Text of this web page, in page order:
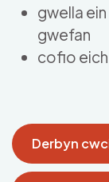
gwella
gwefan
cofio
Derbyn